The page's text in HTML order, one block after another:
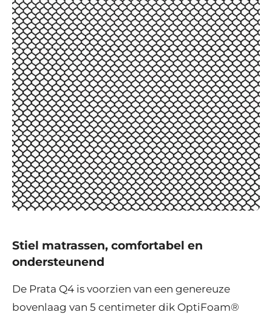
Stiel matrassen, comfortabel en
ondersteunend
De Prata Q4 is voorzien van een genereuze
bovenlaag van 5 centimeter dik OptiFoam®